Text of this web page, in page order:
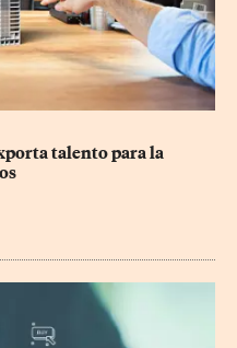
talento para la